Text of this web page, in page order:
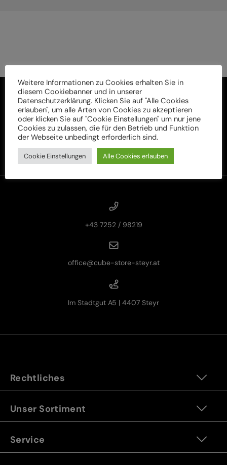
+43 7252 / 98219
office@cube-store-steyr.at
Im Stadtgut A5 | 4407 Steyr
Rechtliches
Unser Sortiment
Service
Weitere Informationen zu Cookies erhalten Sie in
diesem Cookiebanner und in unserer
Datenschutzerklärung. Klicken Sie auf "Alle Cookies
erlauben", um alle Arten von Cookies zu akzeptieren
oder klicken Sie auf "Cookie Einstellungen" um nur jene
Cookies zu zulassen, die für den Betrieb und Funktion
der Webseite unbedingt erforderlich sind.
Cookie Einstellungen Alle Cookies erlauben